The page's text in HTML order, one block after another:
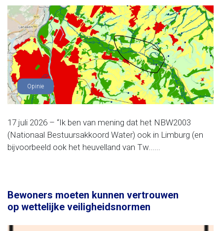
Opinie
17 juli 2026 – “Ik ben van mening dat het NBW2003
(Nationaal Bestuursakkoord Water) ook in Limburg (en
bijvoorbeeld ook het heuvelland van Tw......
Bewoners moeten kunnen vertrouwen
op wettelijke veiligheidsnormen